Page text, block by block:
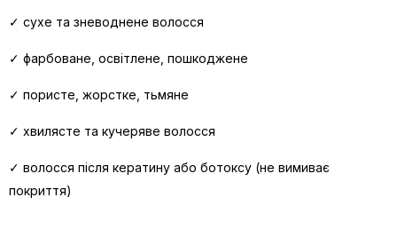
✓ сухе та зневоднене волосся
✓ фарбоване, освітлене, пошкоджене
✓ пористе, жорстке, тьмяне
✓ хвилясте та кучеряве волосся
✓ волосся після кератину або ботоксу (не вимиває
покриття)